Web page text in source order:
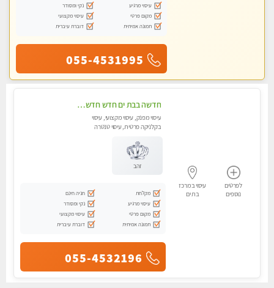
עיסוי מרגיע
נקי ומסודר
מקום פרטי
עיסוי מקצועי
תמונה אמיתית
דוברת עיברית
055-4531995
לפרטים
נוספים
עיסוי במרכז
בת ים
חדשה בבת ים חדש חדש .כל סוגי העיסויים במקום הכי מושלם בעיר בת ים
עיסוי מפנק, עיסוי מקצועי, עיסוי
בקלניקה פרטית, עיסוי טנטרה
זהב
מקלחת
חניה חינם
עיסוי מרגיע
נקי ומסודר
מקום פרטי
עיסוי מקצועי
תמונה אמיתית
דוברת עיברית
055-4532196